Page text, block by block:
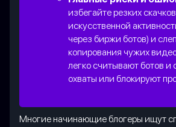
избегайте резких скачков
искусственной
через биржи ботов) и
копирования чужих
легко считывают ботов
охваты или блокируют
Многие начинающие блогеры ищут